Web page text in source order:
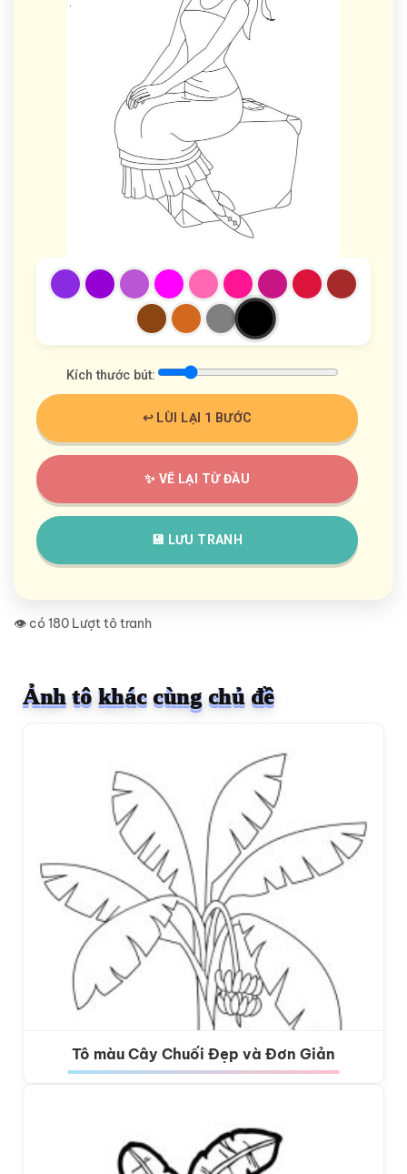
Kích thước bút:
↩️ LÙI LẠI 1 BƯỚC
✨ VẼ LẠI TỪ ĐẦU
💾 LƯU TRANH
👁️ có 180 Lượt tô tranh
Ảnh tô khác cùng chủ đề
Tô màu Cây Chuối Đẹp và Đơn Giản